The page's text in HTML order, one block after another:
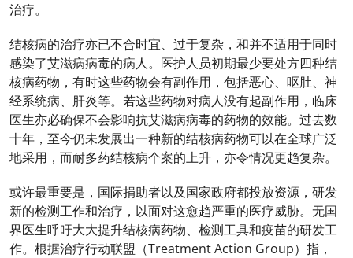
治疗。
结核病的治疗亦已不合时宜、过于复杂，和并不适用于同时
感染了艾滋病病毒的病人。医护人员初期最少要处方四种结
核病药物，有时这些药物会有副作用，包括恶心、呕肚、神
经系统病、肝炎等。若这些药物对病人没有起副作用，临床
医生亦必确保不会影响抗艾滋病病毒的药物的效能。过去数
十年，至今仍未发展出一种新的结核病药物可以在全球广泛
地采用，而耐多药结核病个案的上升，亦令情况更趋复杂。
或许最重要是，国际捐助者以及国家政府都投放资源，研发
新的检测工作和治疗，以面对这愈趋严重的医疗威胁。无国
界医生呼吁大大提升结核病药物、检测工具和疫苗的研发工
作。根据治疗行动联盟（Treatment Action Group）指，